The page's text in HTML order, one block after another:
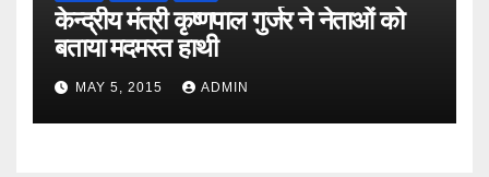
केन्द्रीय मंत्री कृष्णपाल गुर्जर ने नेताओं को
बताया मदमस्त हाथी
MAY 5, 2015 ADMIN